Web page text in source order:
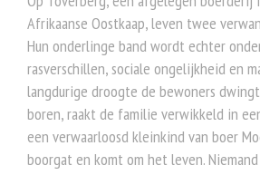
Afrikaanse Oostkaap, leven twee
Hun onderlinge band wordt echter
rasverschillen, sociale ongelijkheid en
langdurige droogte de bewoners
boren, raakt de familie verwikkeld in
een verwaarloosd kleinkind van boer
boorgat en komt om het leven.